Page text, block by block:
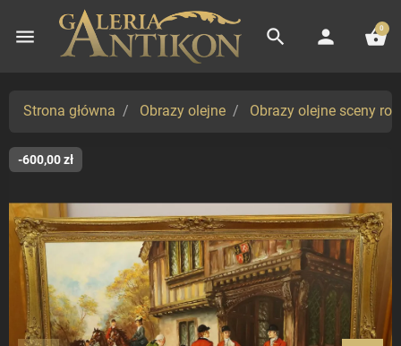
menu search person shopping_basket
0
Strona główna Obrazy olejne Obrazy olejne sceny
-600,00 zł